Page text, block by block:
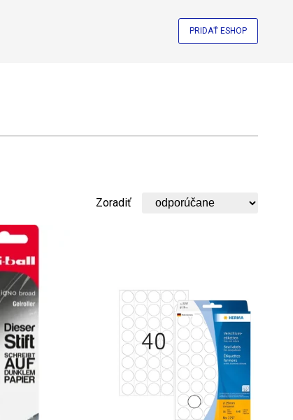
PRIDAŤ ESHOP
Zoradiť